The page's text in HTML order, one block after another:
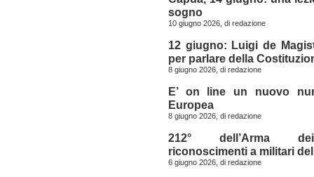
sogno
10 giugno 2026, di redazione
12 giugno: Luigi de
per parlare della
8 giugno 2026, di redazione
E’ on line un nuovo
Europea
8 giugno 2026, di redazione
212° dell’Arma
riconoscimenti a militari
6 giugno 2026, di redazione